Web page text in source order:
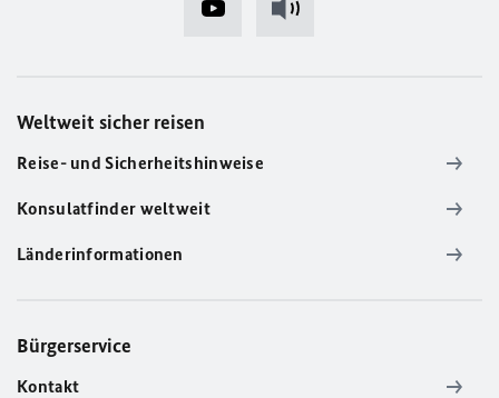
Weltweit sicher reisen
Reise- und Sicherheitshinweise
Konsulatfinder weltweit
Länderinformationen
Bürgerservice
Kontakt